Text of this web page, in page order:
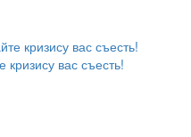
вас съесть!